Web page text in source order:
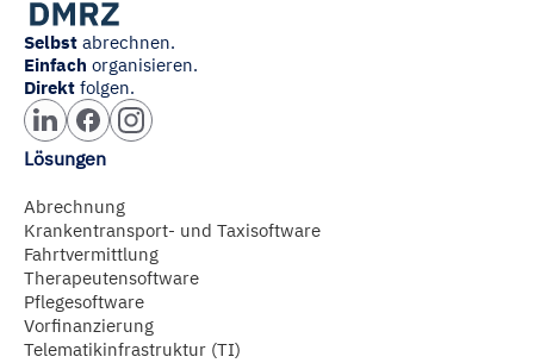
Selbst abrechnen.
Einfach organisieren.
Direkt folgen.
Lösungen
Abrechnung
Krankentransport- und Taxisoftware
Fahrtvermittlung
Therapeutensoftware
Pflegesoftware
Vorfinanzierung
Telematikinfrastruktur (TI)